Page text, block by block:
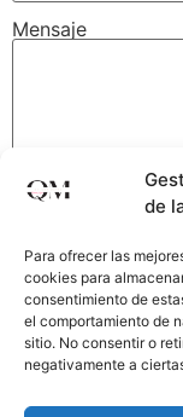
de
Para ofrecer las
cookies para
consentimiento de
el comportamiento de
sitio. No consentir o
negativamente a
Mensaje